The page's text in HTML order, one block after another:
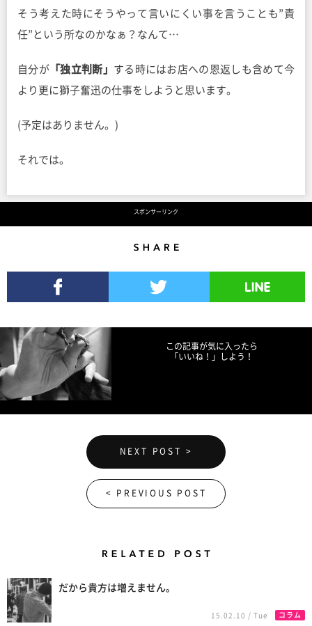
そう考えた時にそうやって言いにくい事を言うことも”責
任”という所なのかなぁ？なんて…
自分が「独立判断」 する時にはお店への恩返しも含めて今
より更に獅子奮迅の仕事をしようと思います。
(予定はありません。)
それでは。
スポンサーリンク
この記事が気に入ったら
「いいね！」しよう！
NEXT POST >
< PREVIOUS POST
だから貴方は増えません。
15.02.10 / Tue コラム